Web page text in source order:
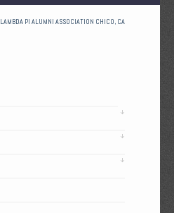
LAMBDA PI ALUMNI ASSOCIATION CHICO, CA